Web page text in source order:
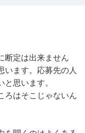
と分かっていても、
にいいように使わ
職しました。ちな
る人が多いため、慢
って働いている人
。
を簡単にまとめて
断定は出来ません
います。応募先の人
思います。
ろはそこじゃないん